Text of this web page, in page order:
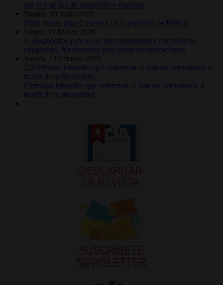
por el mal uso de dispositivos digitales
Martes, 30 Junio 2020
Visto bueno para Cosentyx en la psoriasis pediátrica
Lunes, 02 Marzo 2020
El diagnóstico precoz de las enfermedades metabólicas
congénitas, fundamental para evitar complicaciones
Jueves, 13 Febrero 2020
Fórmulas infantiles que refuerzan el sistema inmunitario a
través de la microbiota